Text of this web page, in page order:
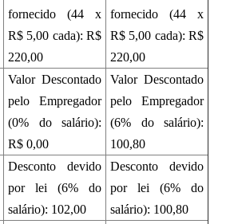
fornecido (44 x
R$ 5,00 cada): R$
220,00
fornecido (44 x
R$ 5,00 cada): R$
220,00
Valor Descontado
pelo Empregador
(0% do salário):
R$ 0,00
Valor Descontado
pelo Empregador
(6% do salário):
100,80
Desconto devido
por lei (6% do
salário): 102,00
Desconto devido
por lei (6% do
salário): 100,80